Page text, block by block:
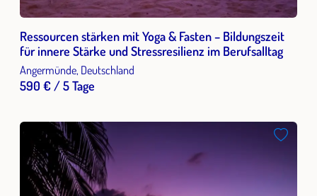
Ressourcen stärken mit Yoga & Fasten – Bildungszeit
für innere Stärke und Stressresilienz im Berufsalltag
Angermünde, Deutschland
590 € / 5 Tage